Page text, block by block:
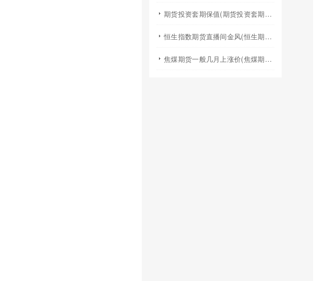
期货投资套期保值(期货投资套期保值什么意思)
恒生指数期货直播间金风(恒生期货夜盘行情)
焦煤期货一般几月上涨价(焦煤期货夏天涨价吗)